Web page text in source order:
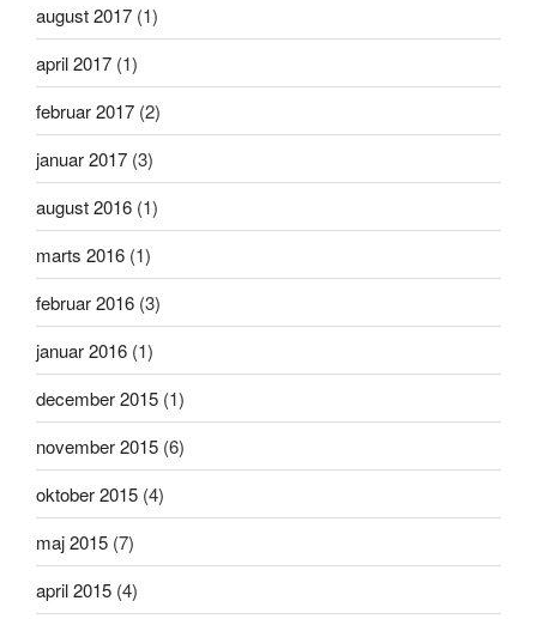
august 2017 (1)
april 2017 (1)
februar 2017 (2)
januar 2017 (3)
august 2016 (1)
marts 2016 (1)
februar 2016 (3)
januar 2016 (1)
december 2015 (1)
november 2015 (6)
oktober 2015 (4)
maj 2015 (7)
april 2015 (4)